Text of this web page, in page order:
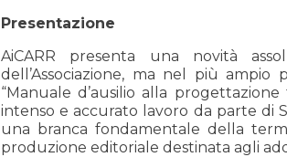
Presentazione
AiCARR presenta una novità
dell’Associazione, ma nel più
“Manuale d’ausilio alla
intenso e accurato lavoro da parte di
una branca fondamentale della
produzione editoriale destinata agli